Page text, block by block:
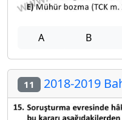
A B
11 2018-2019